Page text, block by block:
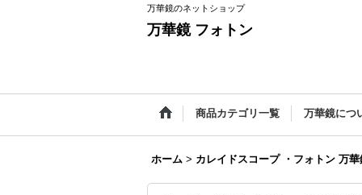
万華鏡のネットショップ
万華鏡 フォトン
商品カテゴリ一覧 万華鏡につ
ホーム > カレイドスコープ ・フォトン 万華